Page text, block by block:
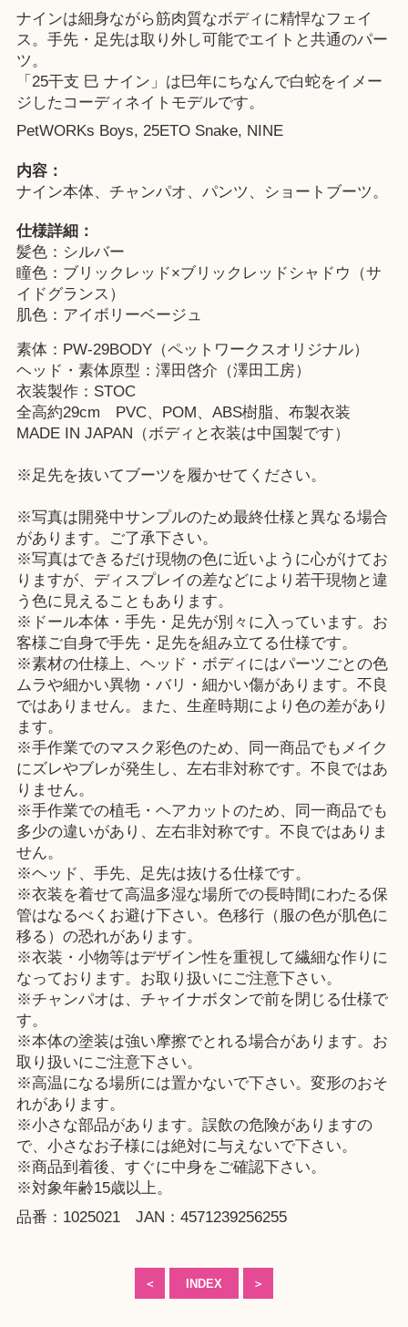
ナインは細身ながら筋肉質なボディに精悍なフェイ
ス。手先・足先は取り外し可能でエイトと共通のパー
ツ。
「25干支 巳 ナイン」は巳年にちなんで白蛇をイメー
ジしたコーディネイトモデルです。
PetWORKs Boys, 25ETO Snake, NINE
内容：
ナイン本体、チャンパオ、パンツ、ショートブーツ。
仕様詳細：
髪色：シルバー
瞳色：ブリックレッド×ブリックレッドシャドウ（サ
イドグランス）
肌色：アイボリーベージュ
素体：PW-29BODY（ペットワークスオリジナル）
ヘッド・素体原型：澤田啓介（澤田工房）
衣装製作：STOC
全高約29cm PVC、POM、ABS樹脂、布製衣装
MADE IN JAPAN（ボディと衣装は中国製です）
※足先を抜いてブーツを履かせてください。
※写真は開発中サンプルのため最終仕様と異なる場合
があります。ご了承下さい。
※写真はできるだけ現物の色に近いように心がけてお
りますが、ディスプレイの差などにより若干現物と違
う色に見えることもあります。
※ドール本体・手先・足先が別々に入っています。お
客様ご自身で手先・足先を組み立てる仕様です。
※素材の仕様上、ヘッド・ボディにはパーツごとの色
ムラや細かい異物・バリ・細かい傷があります。不良
ではありません。また、生産時期により色の差があり
ます。
※手作業でのマスク彩色のため、同一商品でもメイク
にズレやブレが発生し、左右非対称です。不良ではあ
りません。
※手作業での植毛・ヘアカットのため、同一商品でも
多少の違いがあり、左右非対称です。不良ではありま
せん。
※ヘッド、手先、足先は抜ける仕様です。
※衣装を着せて高温多湿な場所での長時間にわたる保
管はなるべくお避け下さい。色移行（服の色が肌色に
移る）の恐れがあります。
※衣装・小物等はデザイン性を重視して繊細な作りに
なっております。お取り扱いにご注意下さい。
※チャンパオは、チャイナボタンで前を閉じる仕様で
す。
※本体の塗装は強い摩擦でとれる場合があります。お
取り扱いにご注意下さい。
※高温になる場所には置かないで下さい。変形のおそ
れがあります。
※小さな部品があります。誤飲の危険がありますの
で、小さなお子様には絶対に与えないで下さい。
※商品到着後、すぐに中身をご確認下さい。
※対象年齢15歳以上。
品番：1025021 JAN：4571239256255
＜ INDEX ＞